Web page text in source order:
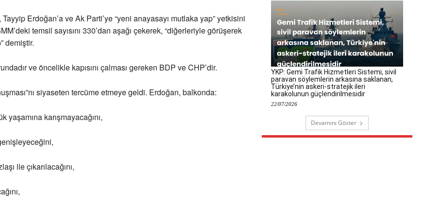
Erdoğan’a ve Ak Parti’ye “yeni anayasayı mutlaka yap” yetkisini
temsil sayısını 330’dan aşağı çekerek, “diğerleriyle görüşerek
demiştir.
ve öncelikle kapısını çalması gereken BDP ve CHP’dir.
siyaseten tercüme etmeye geldi. Erdoğan, balkonda:
yaşamına karışmayacağını,
ile çıkarılacağını,
YKP: Gemi Trafik Hizmetleri Sistemi, sivil
paravan söylemlerin arkasına saklanan,
Türkiye’nin askeri-stratejik ileri
karakolunun güçlendirilmesidir
22/07/2026
Devamını Göster